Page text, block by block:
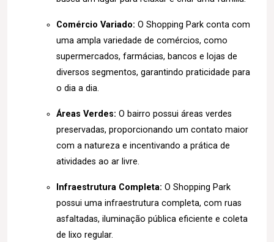
Comércio Variado: O Shopping Park conta com
uma ampla variedade de comércios, como
supermercados, farmácias, bancos e lojas de
diversos segmentos, garantindo praticidade para
o dia a dia.
Áreas Verdes: O bairro possui áreas verdes
preservadas, proporcionando um contato maior
com a natureza e incentivando a prática de
atividades ao ar livre.
Infraestrutura Completa: O Shopping Park
possui uma infraestrutura completa, com ruas
asfaltadas, iluminação pública eficiente e coleta
de lixo regular.